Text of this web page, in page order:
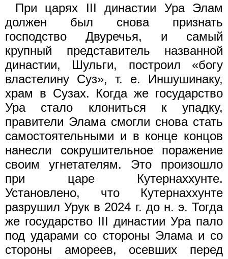
При царях III династии Ура Элам
должен был снова признать
господство Двуречья, и самый
крупный представитель названной
династии, Шульги, построил «богу
властелину Суз», т. е. Иншушинаку,
храм в Сузах. Когда же государство
Ура стало клониться к упадку,
правители Элама смогли снова стать
самостоятельными и в конце концов
нанесли сокрушительное поражение
своим угнетателям. Это произошло
при царе Кутернаххунте.
Установлено, что Кутернаххунте
разрушил Урук в 2024 г. до н. э. Тогда
же государство III династии Ура пало
под ударами со стороны Элама и со
стороны амореев, осевших перед